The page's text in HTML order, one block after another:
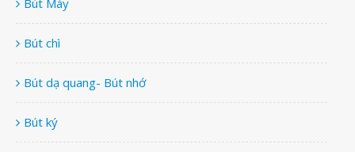
Bút chì
Bút dạ quang- Bút nhớ
Bút ký